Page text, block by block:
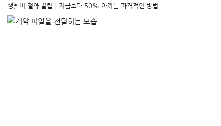
생활비 절약 꿀팁│지금보다 50% 아끼는 파격적인 방법